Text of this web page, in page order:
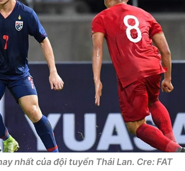
nhất của đội tuyển Thái Lan. Cre: FAT